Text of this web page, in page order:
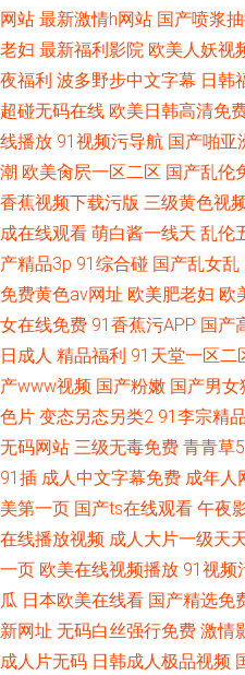
网站 最新激情h网站 国产喷浆
老妇 最新福利影院 欧美人妖视
夜福利 波多野步中文字幕 日韩
超碰无码在线 欧美日韩高清免
线播放 91视频污导航 国产啪亚
潮 欧美肏屄一区二区 国产乱伦
香蕉视频下载污版 三级黄色视
成在线观看 萌白酱一线天 乱伦
产精品3p 91综合碰 国产乱女乱
免费黄色av网址 欧美肥老妇 欧
女在线免费 91香蕉污APP 国产
日成人 精品福利 91天堂一区二
产www视频 国产粉嫩 国产男女
色片 变态另态另类2 91李宗精品
无码网站 三级无毒免费 青青草
91插 成人中文字幕免费 成年人
美第一页 国产ts在线观看 午夜
在线播放视频 成人大片一级天
一页 欧美在线视频播放 91视频
瓜 日本欧美在线看 国产精选免
新网址 无码白丝强行免费 激情
成人片无码 日韩成人极品视频